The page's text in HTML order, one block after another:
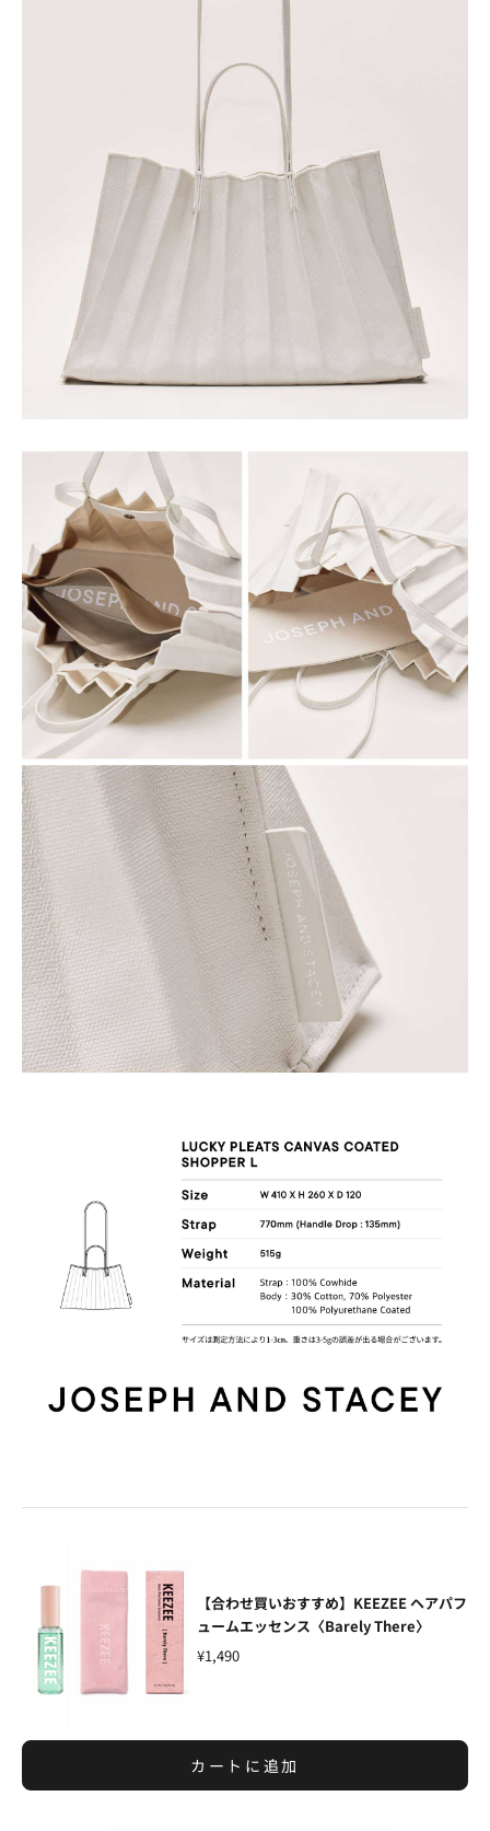
【合わせ買いおすすめ】KEEZEE ヘアパフ
ュームエッセンス〈Barely There〉
¥1,490
カートに追加